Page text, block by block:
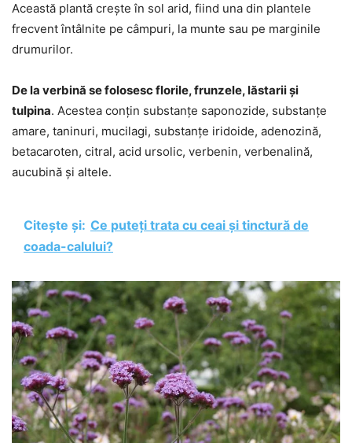
Această plantă crește în sol arid, fiind una din plantele
frecvent întâlnite pe câmpuri, la munte sau pe marginile
drumurilor.
De la verbină se folosesc florile, frunzele, lăstarii și
tulpina. Acestea conțin substanțe saponozide, substanțe
amare, taninuri, mucilagi, substanțe iridoide, adenozină,
betacaroten, citral, acid ursolic, verbenin, verbenalină,
aucubină și altele.
Citește și: Ce puteți trata cu ceai și tinctură de
coada-calului?